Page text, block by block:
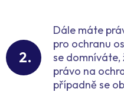
Dále máte
pro ochranu
se domníváte,
právo na
případně se